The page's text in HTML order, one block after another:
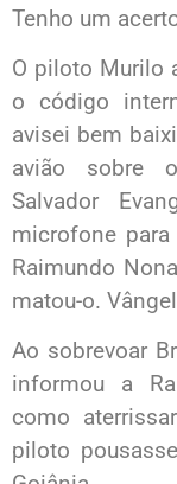
Tenho um
O piloto Murilo
o código
avisei bem
avião sobre
Salvador
microfone
Raimundo
matou-o.
Ao sobrevoar
informou a
como
piloto